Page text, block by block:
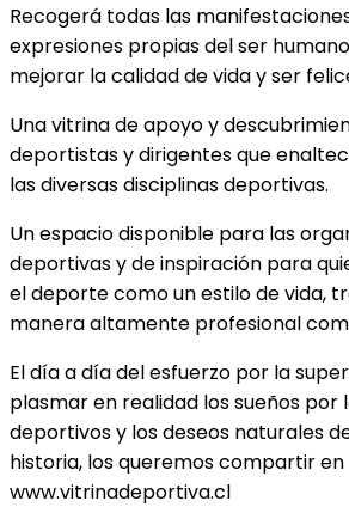
Recogerá todas las
expresiones propias del ser
mejorar la calidad de vida y ser
Una vitrina de apoyo y
deportistas y dirigentes que
las diversas disciplinas deportivas.
Un espacio disponible para las
deportivas y de inspiración para
el deporte como un estilo de vida,
manera altamente profesional
El día a día del esfuerzo por la
plasmar en realidad los sueños por
deportivos y los deseos naturales
historia, los queremos compartir en
www.vitrinadeportiva.cl